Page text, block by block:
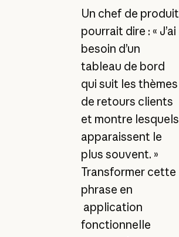
Un chef de produit
pourrait dire : « J’ai
besoin d’un
tableau de bord
qui suit les thèmes
de retours clients
et montre lesquels
apparaissent le
plus souvent. »
Transformer cette
phrase en
application
fonctionnelle